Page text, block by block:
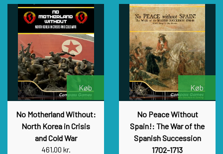
Køb
No Motherland Without:
North Korea in Crisis
and Cold War
461,00 kr.
Køb
No Peace Without
Spain!: The War of the
Spanish Succession
1702-1713